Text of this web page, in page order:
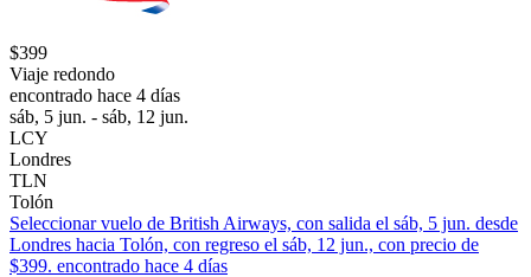
$399
Viaje redondo
encontrado hace 4 días
sáb, 5 jun. - sáb, 12 jun.
LCY
Londres
TLN
Tolón
Seleccionar vuelo de British Airways, con salida el sáb, 5 jun. desde
Londres hacia Tolón, con regreso el sáb, 12 jun., con precio de
$399. encontrado hace 4 días